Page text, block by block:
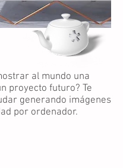
al mundo una
proyecto futuro? Te
generando imágenes
por ordenador.